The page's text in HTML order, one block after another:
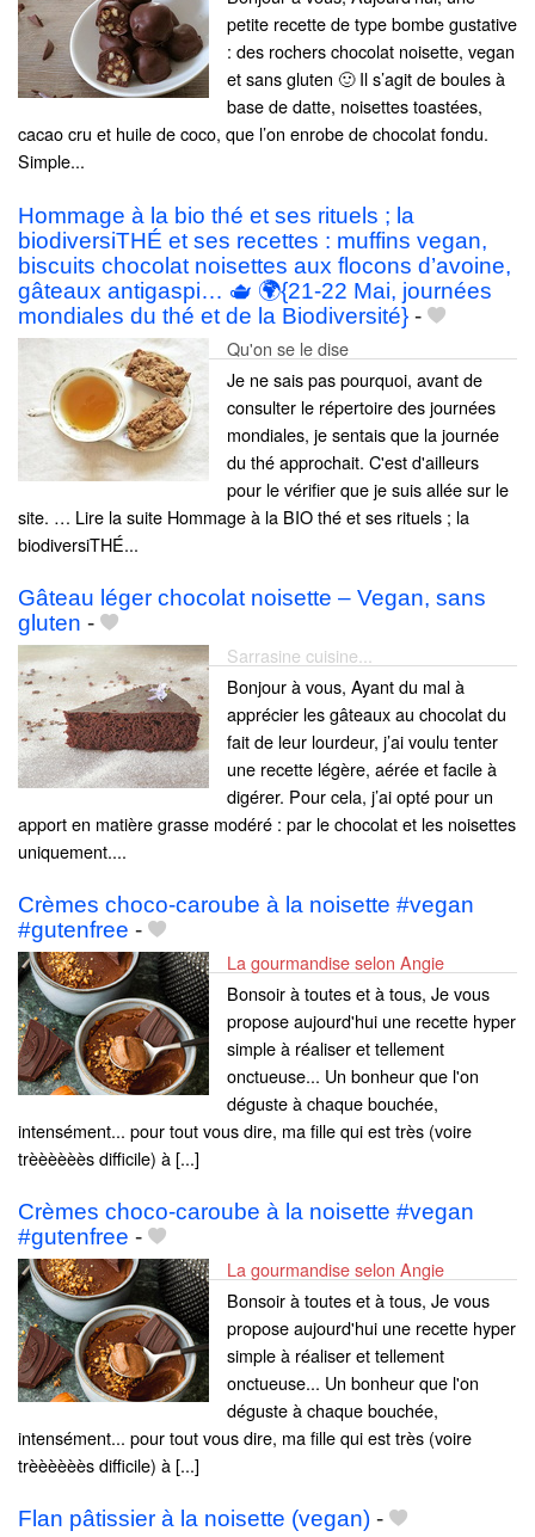
petite recette de type bombe gustative
: des rochers chocolat noisette, vegan
et sans gluten 🙂 Il s’agit de boules à
base de datte, noisettes toastées,
cacao cru et huile de coco, que l’on enrobe de chocolat fondu.
Simple...
Hommage à la bio thé et ses rituels ; la
biodiversiTHÉ et ses recettes : muffins vegan,
biscuits chocolat noisettes aux flocons d’avoine,
gâteaux antigaspi… 🫖 🌍{21-22 Mai, journées
mondiales du thé et de la Biodiversité} -
Qu'on se le dise
Je ne sais pas pourquoi, avant de
consulter le répertoire des journées
mondiales, je sentais que la journée
du thé approchait. C'est d'ailleurs
pour le vérifier que je suis allée sur le
site. … Lire la suite Hommage à la BIO thé et ses rituels ; la
biodiversiTHÉ...
Gâteau léger chocolat noisette – Vegan, sans
gluten -
Sarrasine cuisine...
Bonjour à vous, Ayant du mal à
apprécier les gâteaux au chocolat du
fait de leur lourdeur, j’ai voulu tenter
une recette légère, aérée et facile à
digérer. Pour cela, j’ai opté pour un
apport en matière grasse modéré : par le chocolat et les noisettes
uniquement....
Crèmes choco-caroube à la noisette #vegan
#gutenfree -
La gourmandise selon Angie
Bonsoir à toutes et à tous, Je vous
propose aujourd'hui une recette hyper
simple à réaliser et tellement
onctueuse... Un bonheur que l'on
déguste à chaque bouchée,
intensément... pour tout vous dire, ma fille qui est très (voire
trèèèèèès difficile) à [...]
Crèmes choco-caroube à la noisette #vegan
#gutenfree -
La gourmandise selon Angie
Bonsoir à toutes et à tous, Je vous
propose aujourd'hui une recette hyper
simple à réaliser et tellement
onctueuse... Un bonheur que l'on
déguste à chaque bouchée,
intensément... pour tout vous dire, ma fille qui est très (voire
trèèèèèès difficile) à [...]
Flan pâtissier à la noisette (vegan) -